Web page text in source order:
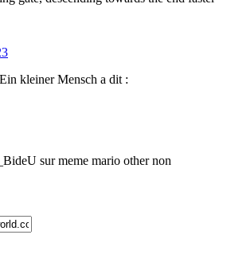
kleiner Mensch a dit :